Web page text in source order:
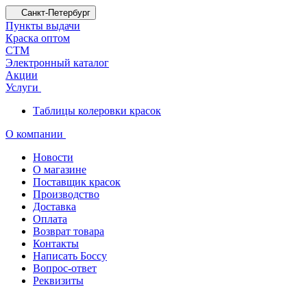
Санкт-Петербург
Пункты выдачи
Краска оптом
СТМ
Электронный каталог
Акции
Услуги
Таблицы колеровки красок
О компании
Новости
О магазине
Поставщик красок
Производство
Доставка
Оплата
Возврат товара
Контакты
Написать Боссу
Вопрос-ответ
Реквизиты